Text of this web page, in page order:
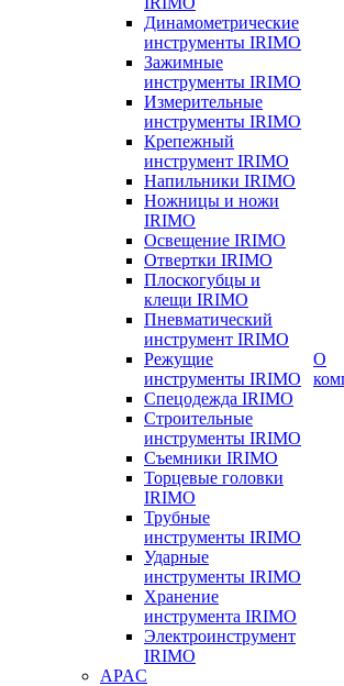
Динамометрические
инструменты IRIMO
Зажимные
инструменты IRIMO
Измерительные
инструменты IRIMO
Крепежный
инструмент IRIMO
Напильники IRIMO
Ножницы и ножи
IRIMO
Освещение IRIMO
Отвертки IRIMO
Плоскогубцы и
клещи IRIMO
Пневматический
инструмент IRIMO
Режущие
инструменты IRIMO
Спецодежда IRIMO
Строительные
инструменты IRIMO
Съемники IRIMO
Торцевые головки
IRIMO
Трубные
инструменты IRIMO
Ударные
инструменты IRIMO
Хранение
инструмента IRIMO
Электроинструмент
IRIMO
APAC
О